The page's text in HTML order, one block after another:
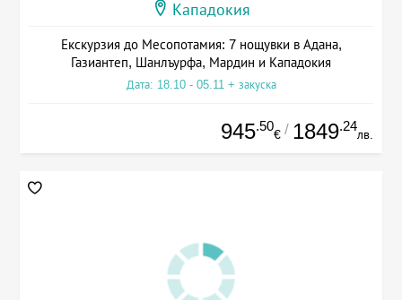
Кападокия
Екскурзия до Месопотамия: 7 нощувки в Адана,
Газиантеп, Шанлъурфа, Мардин и Кападокия
Дата: 18.10 - 05.11 + закуска
945.50
€ / 1849.24
лв.